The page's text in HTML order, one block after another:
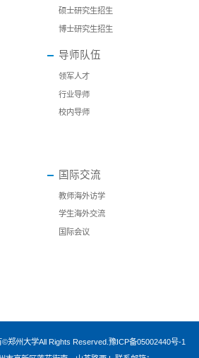
硕士研究生招生
博士研究生招生
导师队伍
领军人才
行业导师
校内导师
国际交流
教师海外访学
学生海外交流
国际会议
©郑州大学All Rights Reserved. 豫ICP备05002440号-1